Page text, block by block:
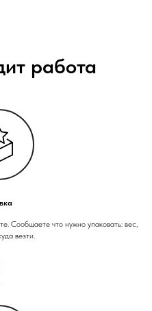
работа
Сообщаете что нужно упаковать: вес,
везти.